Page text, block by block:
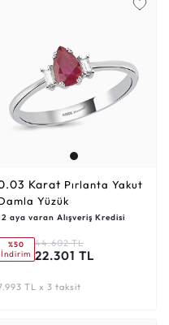
Karat
Yüzük
aya varan Alışveriş Kredisi
%50
İndirim
44.602 TL
22.301 TL
TL x 3 taksit